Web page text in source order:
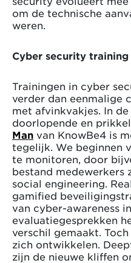
om de technische
weren.
Cyber security training
Trainingen in cyber
verder dan eenmalige
met afvinkvakjes. In
doorlopende en
Man van KnowBe4 is
tegelijk. We beginnen
te monitoren, door
bestand medewerkers
social engineering.
gamified
van cyber-awareness
evaluatiegesprekken
verschil gemaakt.
zich ontwikkelen.
zijn de nieuwe kliffen